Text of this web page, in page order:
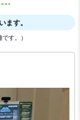
ます。
す。）